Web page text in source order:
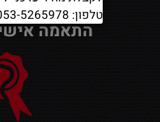
התאמה
טלפון: 053-5265978